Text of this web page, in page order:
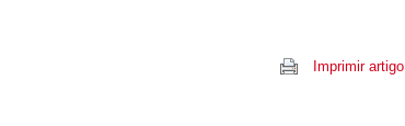
Imprimir artigo